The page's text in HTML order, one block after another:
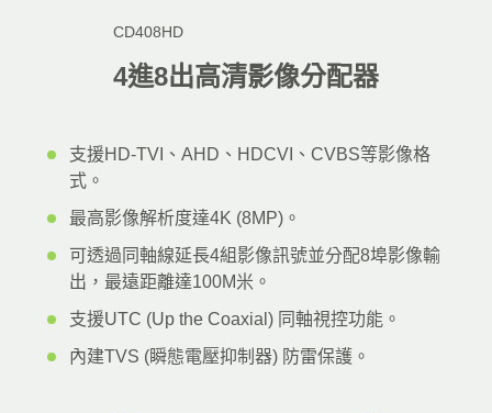
CD408HD
4進8出高清影像分配器
支援HD-TVI、AHD、HDCVI、CVBS等影像格
式。
最高影像解析度達4K (8MP)。
可透過同軸線延長4組影像訊號並分配8埠影像輸
出，最遠距離達100M米。
支援UTC (Up the Coaxial) 同軸視控功能。
內建TVS (瞬態電壓抑制器) 防雷保護。